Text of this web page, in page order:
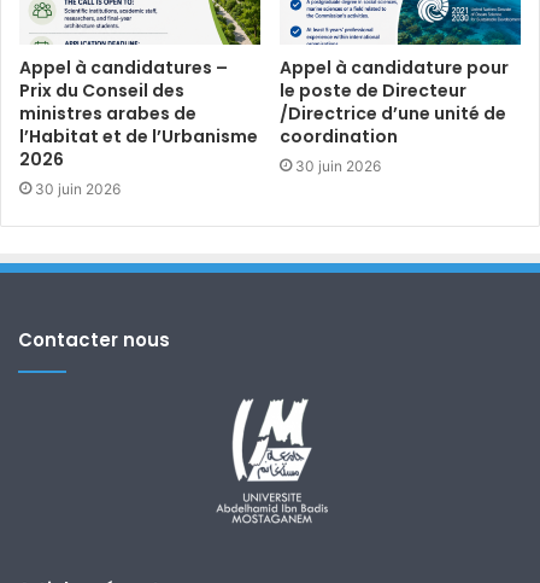
Appel à candidatures –
Prix du Conseil des
ministres arabes de
l’Habitat et de l’Urbanisme
2026
30 juin 2026
Appel à candidature pour
le poste de Directeur
/Directrice d’une unité de
coordination
30 juin 2026
Contacter nous